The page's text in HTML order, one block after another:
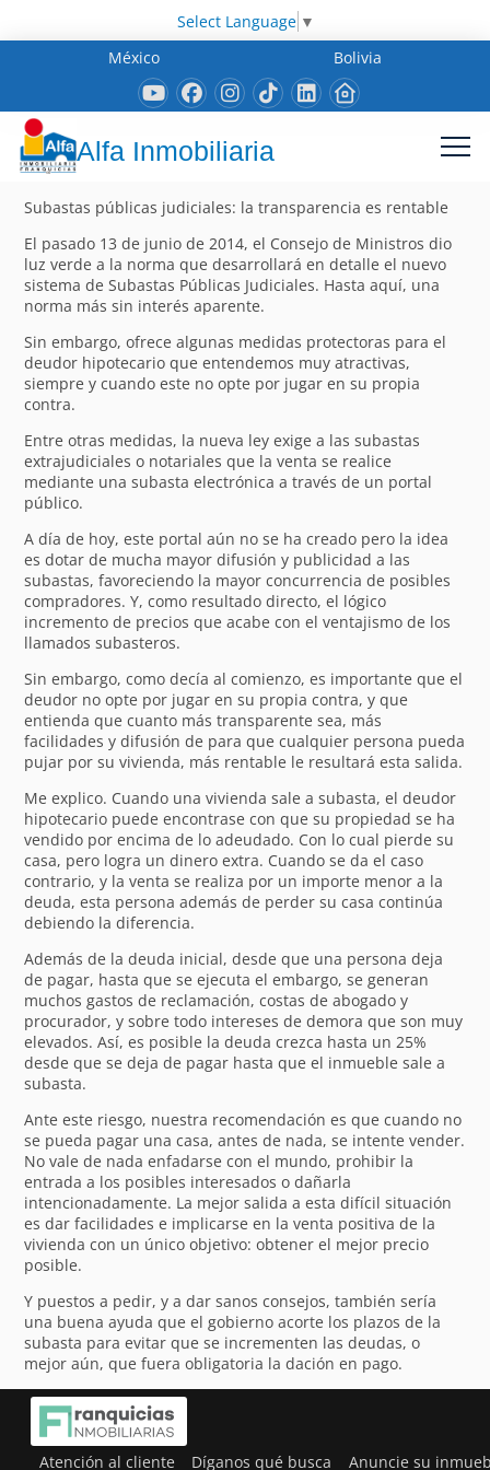
Select Language ▼
México
Bolivia
Alfa Inmobiliaria
Subastas públicas judiciales: la transparencia es rentable
El pasado 13 de junio de 2014, el Consejo de Ministros dio
luz verde a la norma que desarrollará en detalle el nuevo
sistema de Subastas Públicas Judiciales. Hasta aquí, una
norma más sin interés aparente.
Sin embargo, ofrece algunas medidas protectoras para el
deudor hipotecario que entendemos muy atractivas,
siempre y cuando este no opte por jugar en su propia
contra.
Entre otras medidas, la nueva ley exige a las subastas
extrajudiciales o notariales que la venta se realice
mediante una subasta electrónica a través de un portal
público.
A día de hoy, este portal aún no se ha creado pero la idea
es dotar de mucha mayor difusión y publicidad a las
subastas, favoreciendo la mayor concurrencia de posibles
compradores. Y, como resultado directo, el lógico
incremento de precios que acabe con el ventajismo de los
llamados subasteros.
Sin embargo, como decía al comienzo, es importante que el
deudor no opte por jugar en su propia contra, y que
entienda que cuanto más transparente sea, más
facilidades y difusión de para que cualquier persona pueda
pujar por su vivienda, más rentable le resultará esta salida.
Me explico. Cuando una vivienda sale a subasta, el deudor
hipotecario puede encontrase con que su propiedad se ha
vendido por encima de lo adeudado. Con lo cual pierde su
casa, pero logra un dinero extra. Cuando se da el caso
contrario, y la venta se realiza por un importe menor a la
deuda, esta persona además de perder su casa continúa
debiendo la diferencia.
Además de la deuda inicial, desde que una persona deja
de pagar, hasta que se ejecuta el embargo, se generan
muchos gastos de reclamación, costas de abogado y
procurador, y sobre todo intereses de demora que son muy
elevados. Así, es posible la deuda crezca hasta un 25%
desde que se deja de pagar hasta que el inmueble sale a
subasta.
Ante este riesgo, nuestra recomendación es que cuando no
se pueda pagar una casa, antes de nada, se intente vender.
No vale de nada enfadarse con el mundo, prohibir la
entrada a los posibles interesados o dañarla
intencionadamente. La mejor salida a esta difícil situación
es dar facilidades e implicarse en la venta positiva de la
vivienda con un único objetivo: obtener el mejor precio
posible.
Y puestos a pedir, y a dar sanos consejos, también sería
una buena ayuda que el gobierno acorte los plazos de la
subasta para evitar que se incrementen las deudas, o
mejor aún, que fuera obligatoria la dación en pago.
Atención al cliente Díganos qué busca Anuncie su